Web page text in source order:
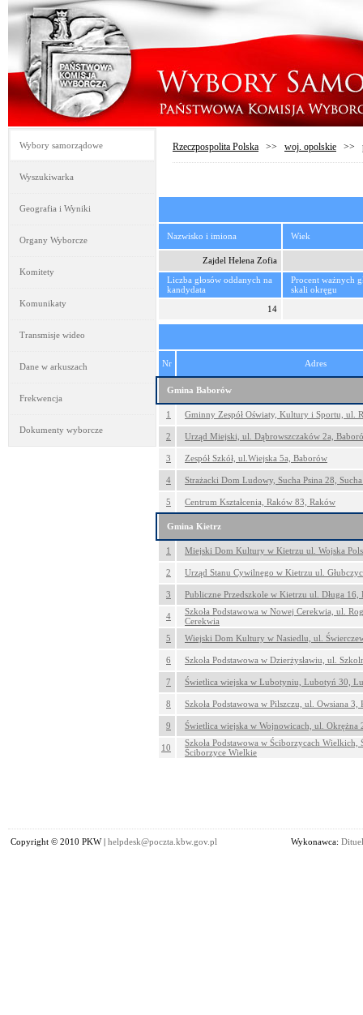
Wybory samorządowe
Wyszukiwarka
Geografia i Wyniki
Organy Wyborcze
Komitety
Komunikaty
Transmisje wideo
Dane w arkuszach
Frekwencja
Dokumenty wyborcze
Rzeczpospolita Polska >> woj. opolskie >>
Nazwisko i imiona Wiek
Zajdel Helena Zofia
Liczba głosów oddanych na
kandydata
Procent ważnych
skali okręgu
14
Nr Adres
Gmina Baborów
1 Gminny Zespół Oświaty, Kultury i Sportu, ul.
2 Urząd Miejski, ul. Dąbrowszczaków 2a,
3 Zespół Szkół, ul.Wiejska 5a, Baborów
4 Strażacki Dom Ludowy, Sucha Psina 28, Sucha
5 Centrum Kształcenia, Raków 83, Raków
Gmina Kietrz
1 Miejski Dom Kultury w Kietrzu ul. Wojska
2 Urząd Stanu Cywilnego w Kietrzu ul.
3 Publiczne Przedszkole w Kietrzu ul. Długa 16,
4
Szkoła Podstawowa w Nowej Cerekwia, ul.
Cerekwia
5
Wiejski Dom Kultury w Nasiedlu, ul.
6 Szkoła Podstawowa w Dzierżysławiu, ul.
7 Świetlica wiejska w Lubotyniu, Lubotyń 30,
8 Szkoła Podstawowa w Pilszczu, ul. Owsiana 3,
9 Świetlica wiejska w Wojnowicach, ul. Okrężna
10
Szkoła Podstawowa w Ściborzycach
Ściborzyce Wielkie
Copyright © 2010 PKW | helpdesk@poczta.kbw.gov.pl Wykonawca: